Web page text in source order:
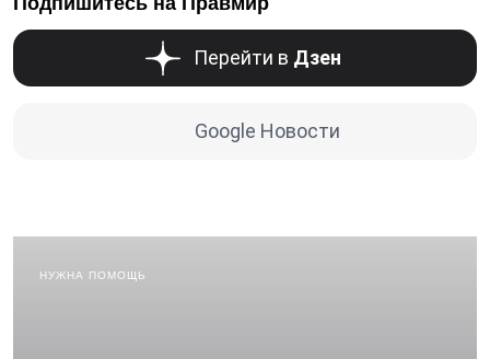
Перейти в Дзен
Google Новости
НУЖНА ПОМОЩЬ